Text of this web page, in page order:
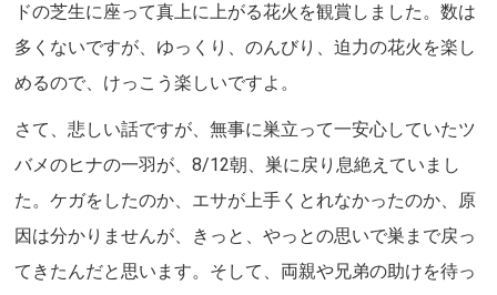
ドの芝生に座って真上に上がる花火を観賞しました。数は
多くないですが、ゆっくり、のんびり、迫力の花火を楽し
めるので、けっこう楽しいですよ。
さて、悲しい話ですが、無事に巣立って一安心していたツ
バメのヒナの一羽が、8/12朝、巣に戻り息絶えていまし
た。ケガをしたのか、エサが上手くとれなかったのか、原
因は分かりませんが、きっと、やっとの思いで巣まで戻っ
てきたんだと思います。そして、両親や兄弟の助けを待っ